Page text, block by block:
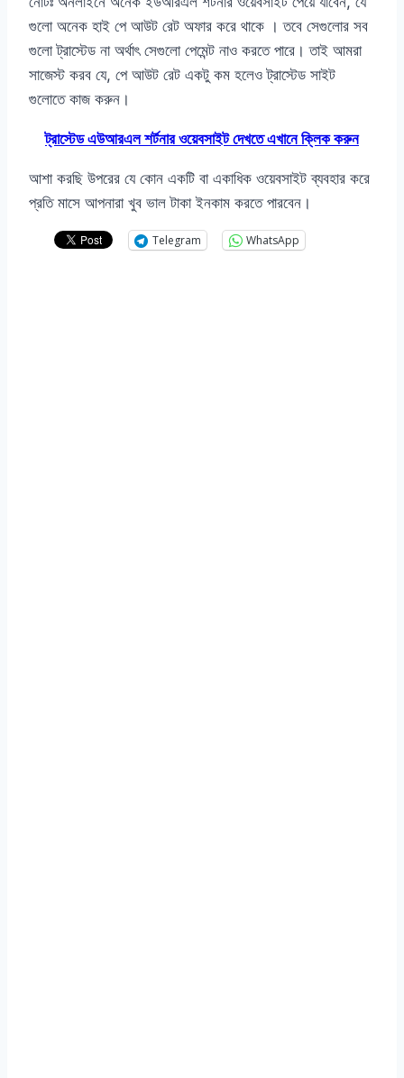
গুলো অনেক হাই পে আউট রেট অফার করে থাকে । তবে সেগুলোর সব
গুলো ট্রাস্টেড না অর্থাৎ সেগুলো পেমেন্ট নাও করতে পারে। তাই আমরা
সাজেস্ট করব যে, পে আউট রেট একটু কম হলেও ট্রাস্টেড সাইট
গুলোতে কাজ করুন।
ট্রাস্টেড এউআরএল শর্টনার ওয়েবসাইট দেখতে এখানে ক্লিক করুন
আশা করছি উপরের যে কোন একটি বা একাধিক ওয়েবসাইট ব্যবহার করে
প্রতি মাসে আপনারা খুব ভাল টাকা ইনকাম করতে পারবেন।
Telegram WhatsApp